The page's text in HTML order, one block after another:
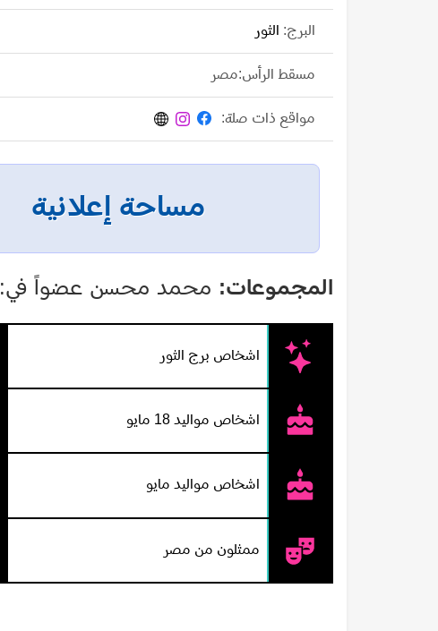
البرج: الثور
مسقط الرأس:مصر
مواقع ذات صلة:
مساحة إعلانية
المجموعات: محمد محسن عضواً في:
اشخاص برج الثور
اشخاص مواليد 18 مايو
اشخاص مواليد مايو
ممثلون من مصر